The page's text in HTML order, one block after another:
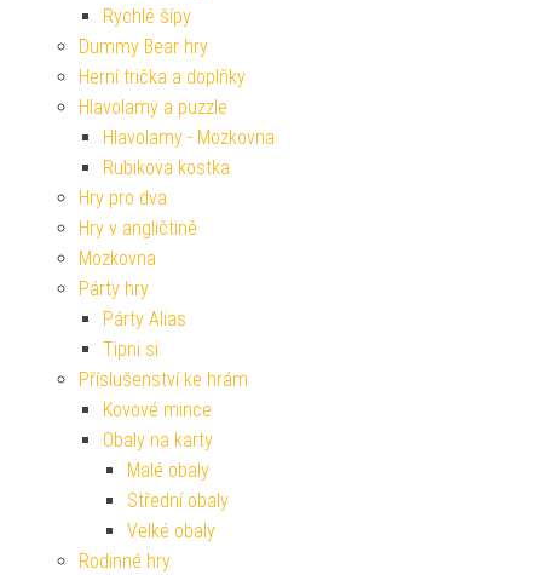
Rychlé šípy
Dummy Bear hry
Herní trička a doplňky
Hlavolamy a puzzle
Hlavolamy - Mozkovna
Rubikova kostka
Hry pro dva
Hry v angličtině
Mozkovna
Párty hry
Párty Alias
Tipni si
Příslušenství ke hrám
Kovové mince
Obaly na karty
Malé obaly
Střední obaly
Velké obaly
Rodinné hry